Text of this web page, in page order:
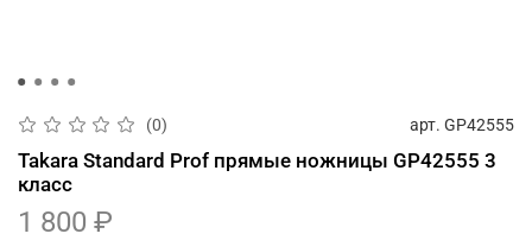
(0) арт. GP42555
Takara Standard Prof прямые ножницы GP42555 3
класс
1 800 ₽